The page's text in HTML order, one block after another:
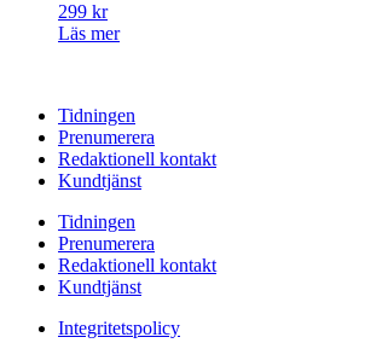
299 kr
Läs mer
Tidningen
Prenumerera
Redaktionell kontakt
Kundtjänst
Tidningen
Prenumerera
Redaktionell kontakt
Kundtjänst
Integritetspolicy